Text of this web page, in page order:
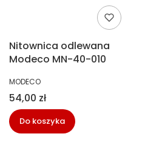
Nitownica odlewana
Modeco MN-40-010
PRODUCENT
MODECO
Cena
54,00 zł
Do koszyka